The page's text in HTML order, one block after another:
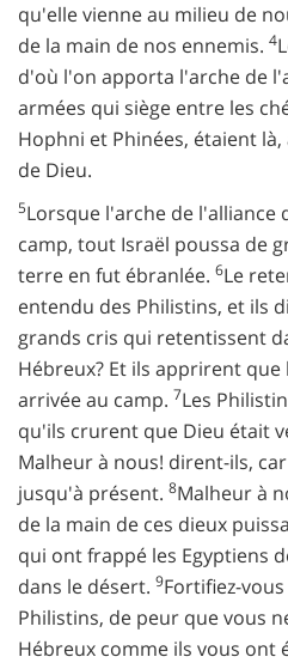
qu'elle vienne au milieu de
de la main de nos ennemis. 4
d'où l'on apporta l'arche de
armées qui siège entre les
Hophni et Phinées, étaient
de Dieu.
5Lorsque l'arche de l'alliance
camp, tout Israël poussa de
terre en fut ébranlée. 6Le
entendu des Philistins, et ils
grands cris qui retentissent
Hébreux? Et ils apprirent
arrivée au camp. 7Les
qu'ils crurent que Dieu était
Malheur à nous! dirent-ils,
jusqu'à présent. 8Malheur à
de la main de ces dieux
qui ont frappé les Egyptiens
dans le désert. 9Fortifiez-
Philistins, de peur que vous
Hébreux comme ils vous ont